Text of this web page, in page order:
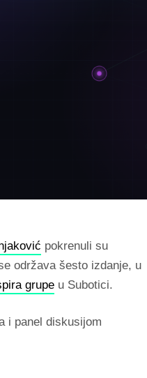
pokrenuli su
održava šesto izdanje, u
grupe u Subotici.
i panel diskusijom